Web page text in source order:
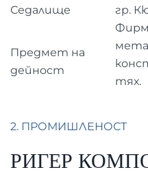
Седалище гр.
Предмет на
дейност
тях.
2. ПРОМИШЛЕНОСТ
РИГЕР